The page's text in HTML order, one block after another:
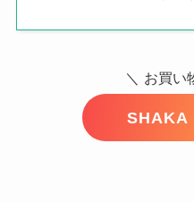
＼ お買い
SHAKA